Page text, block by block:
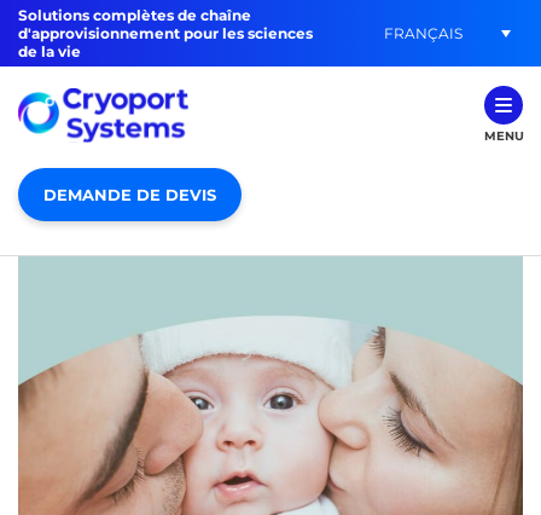
Solutions complètes de chaîne
d'approvisionnement pour les sciences
de la vie
FRANÇAIS
MENU
DEMANDE DE DEVIS